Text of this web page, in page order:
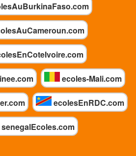
ecoles-Mali.com
ecolesEnRDC.com
senegalEcoles.com